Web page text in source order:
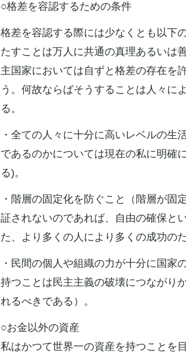
○格差を容認するための条件
格差を容認する際には少なくとも以下
たすことは万人に共通の真理あるいは
主国家においては自ずと格差の存在を
う。何故ならばそうすることは人々に
る。
・全ての人々に十分に高いレベルの生
であるのかについては現在の私に明確
る)。
・階層の固定化を防ぐこと（階層が固
証されないのであれば、自由の確保と
た、より多くの人により多くの成功の
・民間の個人や組織の力が十分に国家
持つことは民主主義の破壊につながり
れるべきである）。
○お金以外の資産
私はかつて世界一の資産を持つことを